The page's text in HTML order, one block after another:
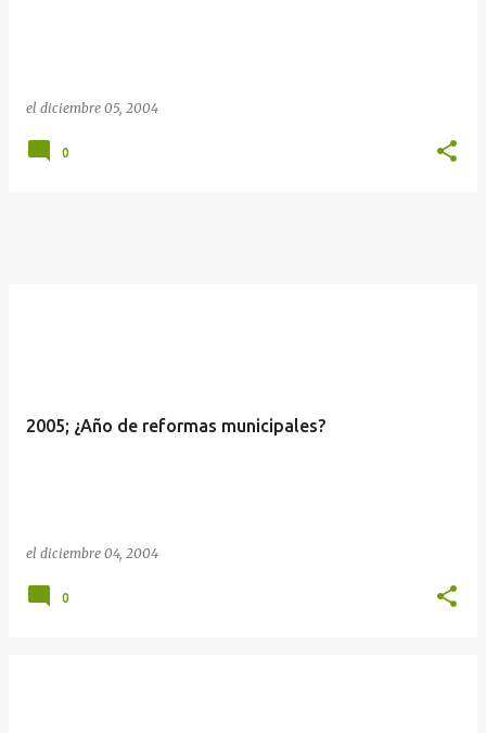
el diciembre 05, 2004
0
2005; ¿Año de reformas municipales?
el diciembre 04, 2004
0